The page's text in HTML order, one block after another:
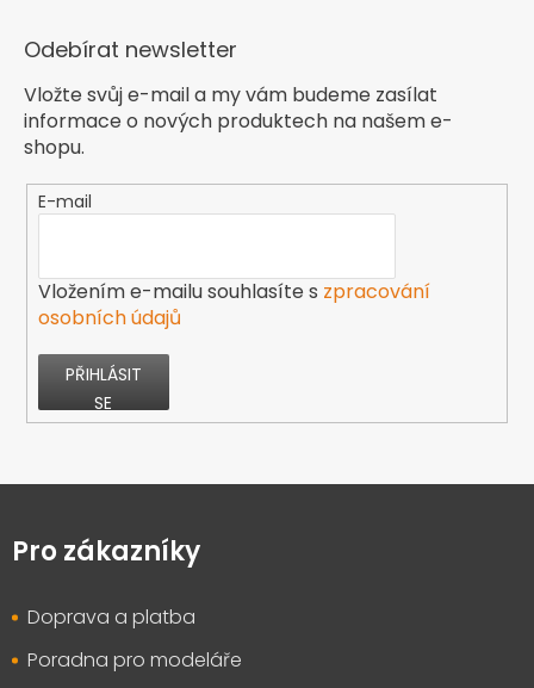
Odebírat newsletter
Vložte svůj e-mail a my vám budeme zasílat
informace o nových produktech na našem e-
shopu.
E-mail
Vložením e-mailu souhlasíte s zpracování
osobních údajů
PŘIHLÁSIT
SE
pPro zákazníky
Doprava a platba
Poradna pro modeláře